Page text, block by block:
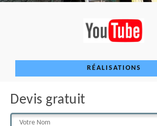
RÉALISATIONS
Devis gratuit